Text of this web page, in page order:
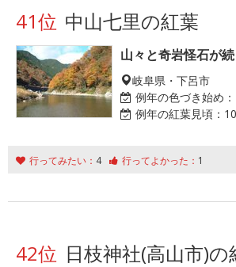
41位 中山七里の紅葉
山々と奇岩怪石が
岐阜県・下呂市
例年の色づき始め：
例年の紅葉見頃：
行ってみたい： 4 行ってよかった： 1
42位 日枝神社(高山市)の